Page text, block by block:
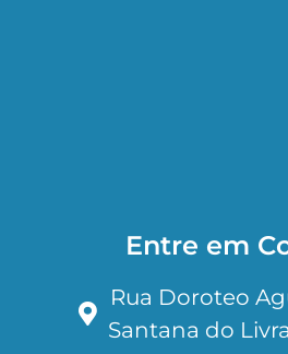
Entre em
Rua Doroteo
Santana do